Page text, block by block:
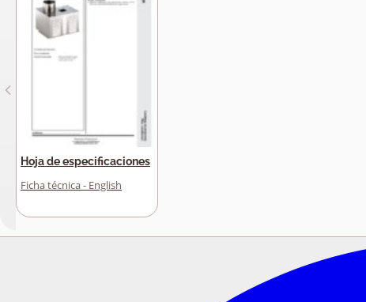
Hoja de especificaciones
Ficha técnica - English